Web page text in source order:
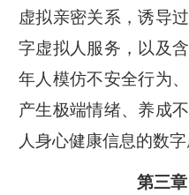
虚拟亲密关系，诱导
字虚拟人服务，以及
年人模仿不安全行为
产生极端情绪、养成
人身心健康信息的数字
第三